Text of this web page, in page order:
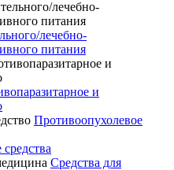
лечебно-
питания
и
Противоопухолевое
Средства для